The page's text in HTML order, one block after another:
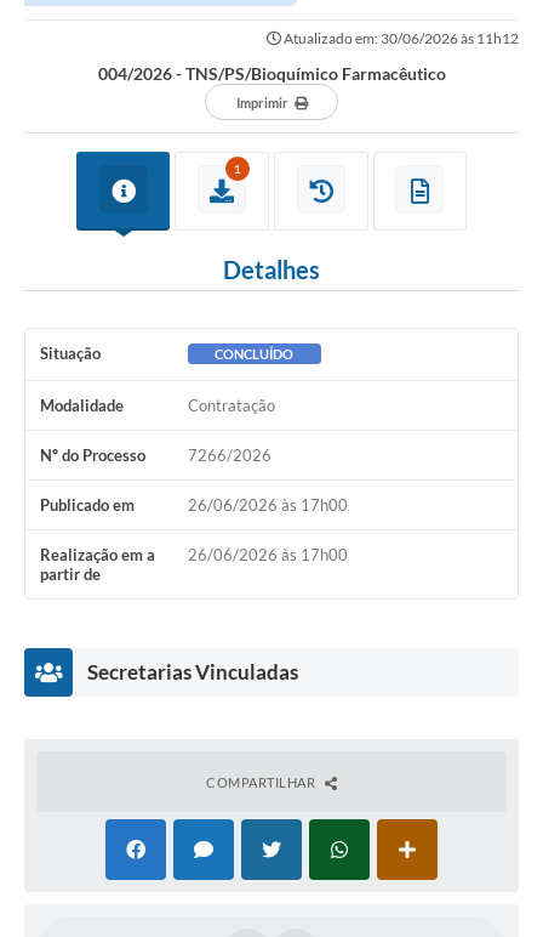
Atualizado em: 30/06/2026 às 11h12
004/2026 - TNS/PS/Bioquímico Farmacêutico
Imprimir
1
Detalhes
Situação CONCLUÍDO
Modalidade Contratação
Nº do Processo 7266/2026
Publicado em 26/06/2026 às 17h00
Realização em a
partir de
26/06/2026 às 17h00
Secretarias Vinculadas
COMPARTILHAR